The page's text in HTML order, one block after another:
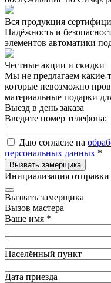
Вся продукция
Надёжность и
элементов автоматики
Честные акции и скидки
Мы не предлагаем какие-
которые невозможно
материальные подарки
Выезд в день заказа
Введите номер телефона:
Даю согласие на
персональных данных *
Вызвать замерщика
Инициализация
Вызвать замерщика
Вызов мастера
Ваше имя *
Населённый пункт
Дата приезда